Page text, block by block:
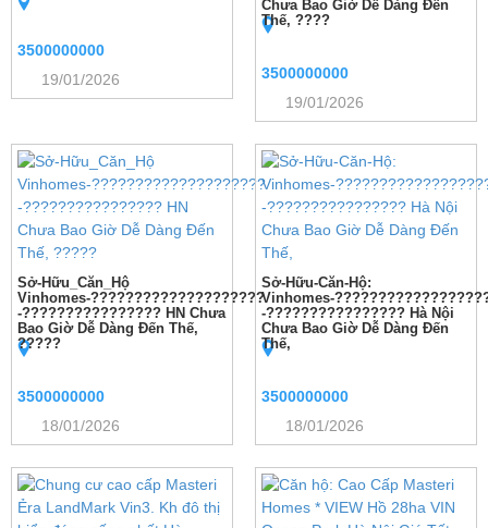
3500000000
19/01/2026
Chưa Bao Giờ Dễ Dàng Đến
Thế, ????
3500000000
19/01/2026
Sở-Hữu_Căn_Hộ
Vinhomes-????????????????????
-???????????????? HN Chưa
Bao Giờ Dễ Dàng Đến Thế,
?????
3500000000
18/01/2026
Sở-Hữu-Căn-Hộ:
Vinhomes-
-???????????????? Hà Nội
Chưa Bao Giờ Dễ Dàng Đến
Thế,
3500000000
18/01/2026